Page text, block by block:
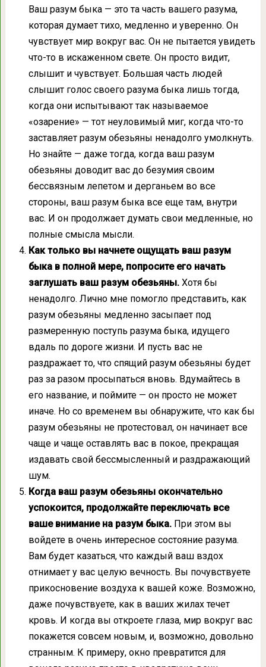
Ваш разум быка — это та часть вашего разума,
которая думает тихо, медленно и уверенно. Он
чувствует мир вокруг вас. Он не пытается увидеть
что-то в искаженном свете. Он просто видит,
слышит и чувствует. Большая часть людей
слышит голос своего разума быка лишь тогда,
когда они испытывают так называемое
«озарение» — тот неуловимый миг, когда что-то
заставляет разум обезьяны ненадолго умолкнуть.
Но знайте — даже тогда, когда ваш разум
обезьяны доводит вас до безумия своим
бессвязным лепетом и дерганьем во все
стороны, ваш разум быка все еще там, внутри
вас. И он продолжает думать свои медленные, но
полные смысла мысли.
Как только вы начнете ощущать ваш разум
быка в полной мере, попросите его начать
заглушать ваш разум обезьяны.Хотя бы
ненадолго. Лично мне помогло представить, как
разум обезьяны медленно засыпает под
размеренную поступь разума быка, идущего
вдаль по дороге жизни. И пусть вас не
раздражает то, что спящий разум обезьяны будет
раз за разом просыпаться вновь. Вдумайтесь в
его название, и поймите — он просто не может
иначе. Но со временем вы обнаружите, что как бы
разум обезьяны не протестовал, он начинает все
чаще и чаще оставлять вас в покое, прекращая
издавать свой бессмысленный и раздражающий
шум.
Когда ваш разум обезьяны окончательно
успокоится, продолжайте переключать все
ваше внимание на разум быка.При этом вы
войдете в очень интересное состояние разума.
Вам будет казаться, что каждый ваш вздох
отнимает у вас целую вечность. Вы почувствуете
прикосновение воздуха к вашей коже. Возможно,
даже почувствуете, как в ваших жилах течет
кровь. И когда вы откроете глаза, мир вокруг вас
покажется совсем новым, и, возможно, довольно
странным. К примеру, окно превратится для